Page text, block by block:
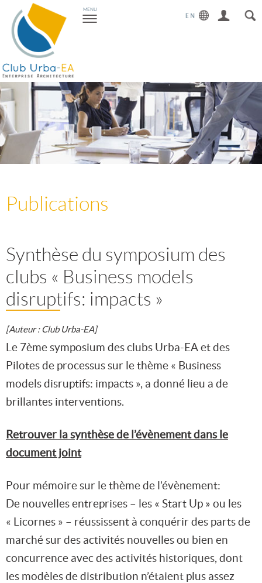
Toggle
navigation
MENU
Publications
Synthèse du symposium des
clubs « Business models
disruptifs: impacts »
[Auteur : Club Urba-EA]
Le 7ème symposium des clubs Urba-EA et des
Pilotes de processus sur le thème « Business
models disruptifs: impacts », a donné lieu a de
brillantes interventions.
Retrouver la synthèse de l’évènement dans le
document joint
Pour mémoire sur le thème de l’évènement:
De nouvelles entreprises – les « Start Up » ou les
« Licornes » – réussissent à conquérir des parts de
marché sur des activités nouvelles ou bien en
concurrence avec des activités historiques, dont
les modèles de distribution n’étaient plus assez